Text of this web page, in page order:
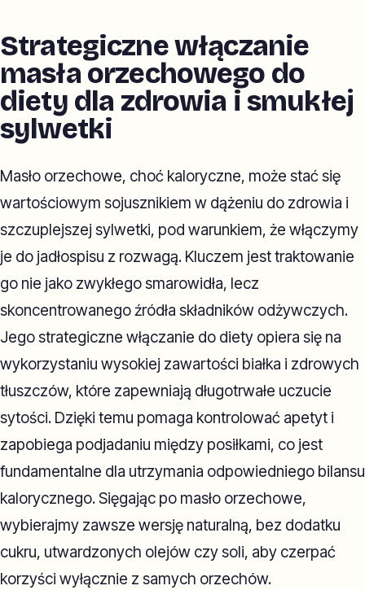
Strategiczne włączanie
masła orzechowego do
diety dla zdrowia i smukłej
sylwetki
Masło orzechowe, choć kaloryczne, może stać się
wartościowym sojusznikiem w dążeniu do zdrowia i
szczuplejszej sylwetki, pod warunkiem, że włączymy
je do jadłospisu z rozwagą. Kluczem jest traktowanie
go nie jako zwykłego smarowidła, lecz
skoncentrowanego źródła składników odżywczych.
Jego strategiczne włączanie do diety opiera się na
wykorzystaniu wysokiej zawartości białka i zdrowych
tłuszczów, które zapewniają długotrwałe uczucie
sytości. Dzięki temu pomaga kontrolować apetyt i
zapobiega podjadaniu między posiłkami, co jest
fundamentalne dla utrzymania odpowiedniego bilansu
kalorycznego. Sięgając po masło orzechowe,
wybierajmy zawsze wersję naturalną, bez dodatku
cukru, utwardzonych olejów czy soli, aby czerpać
korzyści wyłącznie z samych orzechów.